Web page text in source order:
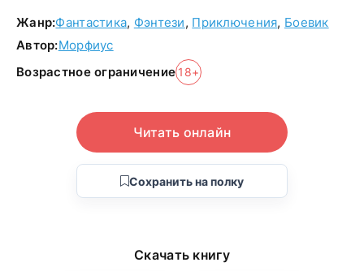
Жанр:Фантастика, Фэнтези, Приключения, Боевик
Автор:Морфиус
Возрастное ограничение 18+
Читать онлайн
Сохранить на полку
Скачать книгу